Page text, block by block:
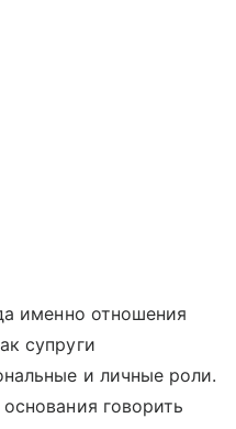
именно отношения
супруги
и личные роли.
говорить